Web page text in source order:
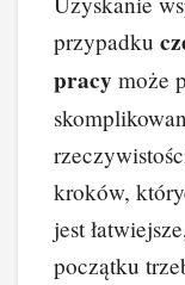
c
e
b
o
o
k
przypadku
pracy może
kroków,
jest
początku